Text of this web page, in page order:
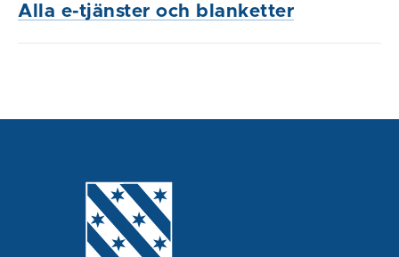
Alla e-tjänster och blanketter